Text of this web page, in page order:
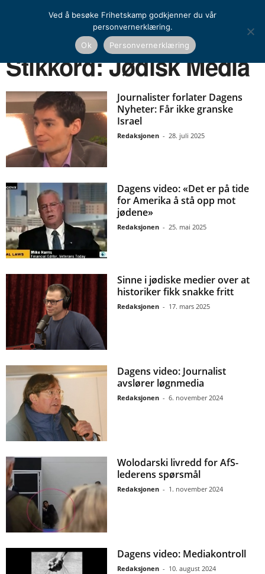
Jødisk Media
Stikkord: Jødisk Media
Journalister forlater Dagens
Nyheter: Får ikke granske
Israel
Redaksjonen - 28. juli 2025
Dagens video: «Det er på tide
for Amerika å stå opp mot
jødene»
Redaksjonen - 25. mai 2025
Sinne i jødiske medier over at
historiker fikk snakke fritt
Redaksjonen - 17. mars 2025
Dagens video: Journalist
avslører løgnmedia
Redaksjonen - 6. november 2024
Wolodarski livredd for AfS-
lederens spørsmål
Redaksjonen - 1. november 2024
Dagens video: Mediakontroll
Redaksjonen - 10. august 2024
Ved å besøke Frihetskamp godkjenner du vår
personvernerklæring.
Ok
Personvernerklæring